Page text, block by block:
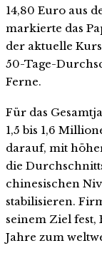
14,80 Euro aus
markierte das
der aktuelle
50-Tage-
Ferne.
Für das
1,5 bis 1,6
darauf, mit
die
chinesischen
stabilisieren.
seinem Ziel
Jahre zum